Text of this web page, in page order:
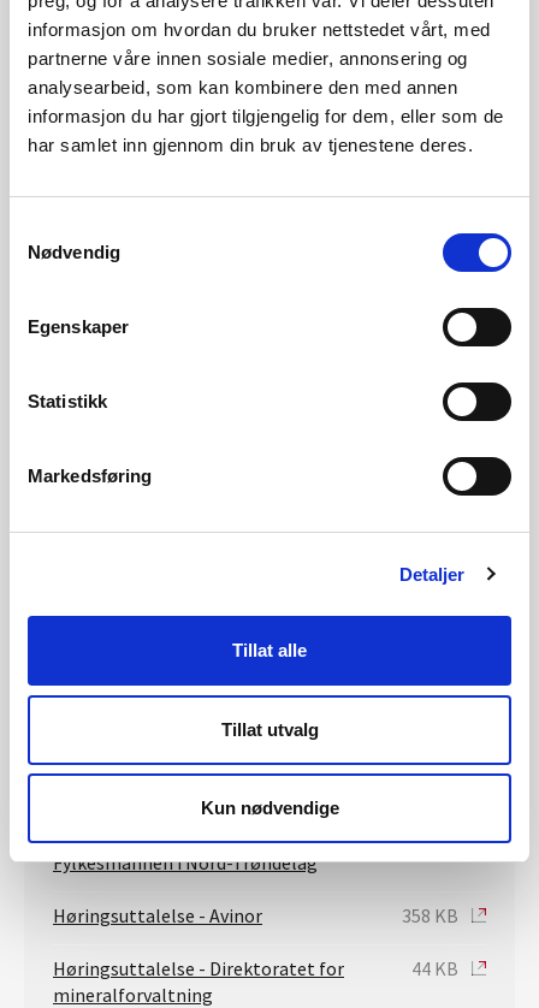
informasjon om hvordan du bruker nettstedet vårt, med
partnerne våre innen sosiale medier, annonsering og
analysearbeid, som kan kombinere den med annen
informasjon du har gjort tilgjengelig for dem, eller som de
har samlet inn gjennom din bruk av tjenestene deres.
Nødvendig
Egenskaper
Statistikk
Markedsføring
Detaljer
Tillat alle
Tillat utvalg
Kun nødvendige
Saksbehandler konsesjon
440 KB
Detaljkart 703 KB
Kart nedbørfelt 5 MB
4 MB
kommune
Høringsuttalelse - Fylkesmannen i
Nord-Trøndelag
868 KB
Supplerende uttalelse fra
Fylkesmannen i Nord-Trøndelag
160 KB
Høringsuttalelse - Avinor 358 KB
Høringsuttalelse - Direktoratet for
mineralforvaltning
44 KB